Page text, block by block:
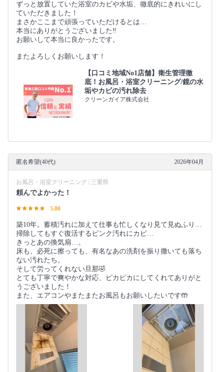
ずっと放置していた浴室のカビや水垢、徹底的にきれいにし
ていただきました！
まさかここまで頑張っていただけるとは…
本当にありがとうございました‼︎
お願いして本当に良かったです。
またよろしくお願いします！
【口コミ地域No1店舗】衛生管理徹
底！お風呂・浴室クリーニング/鏡の水
垢やカビの汚れ除去
クリーンガイア株式会社
匿名希望(40代) 2026年04月
お風呂・浴室クリーニング | 三重県
頼んでよかった！
5.00
築10年。蓄積汚れに加えて仕事も忙しくなり見て見ぬふり…
掃除してもすぐ復活するピンク汚れにカビ…
きっとあの換気扇…。
床も、必死に擦っても、有名なあの洗剤を振り撒いても落ち
ない汚れたち。
そして労ってくれない旦那🤣
とても丁寧で爽やかな対応、ピカピカにしてくれてありがと
うございました！
また、エアコンやまたまたお風呂もお願いしたいです🤲